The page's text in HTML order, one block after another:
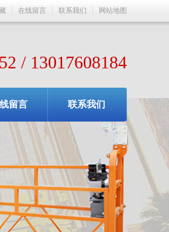
在线留言 联系我们 网站地图
/ 13017608184
留言 联系我们